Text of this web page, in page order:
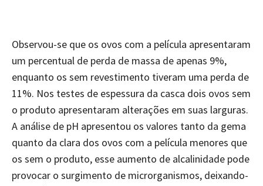
Observou-se que os ovos com a película apresentaram
um percentual de perda de massa de apenas 9%,
enquanto os sem revestimento tiveram uma perda de
11%. Nos testes de espessura da casca dois ovos sem
o produto apresentaram alterações em suas larguras.
A análise de pH apresentou os valores tanto da gema
quanto da clara dos ovos com a película menores que
os sem o produto, esse aumento de alcalinidade pode
provocar o surgimento de microrganismos, deixando-